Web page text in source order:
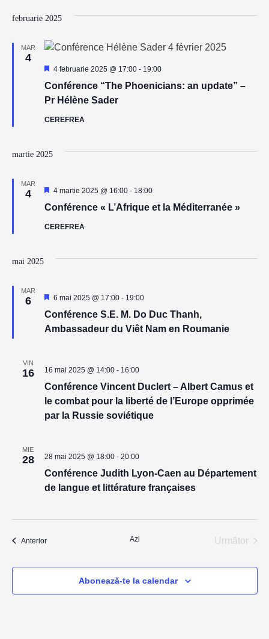
în
în
data.
februarie 2025
MAR
4
Conférence “The Phoenicians: an update” –
Pr Hélène Sader
Reprezentativ
4 februarie 2025 @ 17:00- 19:00
CEREFREA
martie 2025
MAR
4
Conférence « L’Afrique et la Méditerranée »
Reprezentativ
4 martie 2025 @ 16:00- 18:00
CEREFREA
mai 2025
MAR
6
Conférence S.E. M. Do Duc Thanh,
Ambassadeur du Viêt Nam en Roumanie
Reprezentativ
6 mai 2025 @ 17:00- 19:00
VIN
16
Conférence Vincent Duclert – Albert Camus et
le combat pour la liberté de l’Europe opprimée
par la Russie soviétique
16 mai 2025 @ 14:00- 16:00
MIE
28
Conférence Judith Lyon-Caen au Département
de langue et littérature françaises
28 mai 2025 @ 18:00- 20:00
AnteriorEvenimente Azi
Următor
Abonează-te la calendar